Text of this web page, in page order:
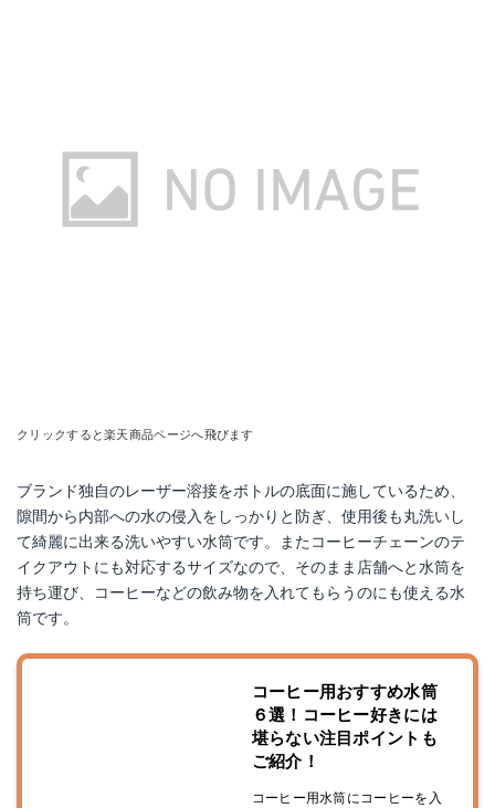
クリックすると楽天商品ページへ飛びます
ブランド独自のレーザー溶接をボトルの底面に施しているため、
隙間から内部への水の侵入をしっかりと防ぎ、使用後も丸洗いし
て綺麗に出来る洗いやすい水筒です。またコーヒーチェーンのテ
イクアウトにも対応するサイズなので、そのまま店舗へと水筒を
持ち運び、コーヒーなどの飲み物を入れてもらうのにも使える水
筒です。
コーヒー用おすすめ水筒
６選！コーヒー好きには
堪らない注目ポイントも
ご紹介！
コーヒー用水筒にコーヒーを入